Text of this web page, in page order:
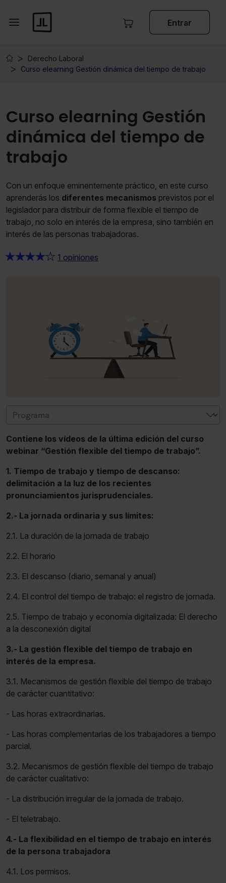
Entrar
Derecho Laboral
Curso elearning Gestión dinámica del tiempo de trabajo
Curso elearning Gestión
dinámica del tiempo de
trabajo
Con un enfoque eminentemente práctico, en este curso
aprenderás los diferentes mecanismos previstos por el
legislador para distribuir de forma flexible el tiempo de
trabajo, no solo en interés de la empresa, sino también en
interés de las personas trabajadoras.
★★★★★ 1 opiniones
Contiene los vídeos de la última edición del curso
webinar “Gestión flexible del tiempo de trabajo”.
1. Tiempo de trabajo y tiempo de descanso:
delimitación a la luz de los recientes
pronunciamientos jurisprudenciales.
2.- La jornada ordinaria y sus límites:
2.1. La duración de la jornada de trabajo
2.2. El horario
2.3. El descanso (diario, semanal y anual)
2.4. El control del tiempo de trabajo: el registro de jornada.
2.5. Tiempo de trabajo y economía digitalizada: El derecho
a la desconexión digital
3.- La gestión flexible del tiempo de trabajo en
interés de la empresa.
3.1. Mecanismos de gestión flexible del tiempo de trabajo
de carácter cuantitativo:
- Las horas extraordinarias.
- Las horas complementarias de los trabajadores a tiempo
parcial.
3.2. Mecanismos de gestión flexible del tiempo de trabajo
de carácter cualitativo:
- La distribución irregular de la jornada de trabajo.
- El teletrabajo.
4.- La flexibilidad en el tiempo de trabajo en interés
de la persona trabajadora
4.1. Los permisos.